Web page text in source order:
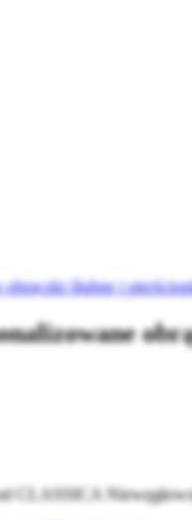
obrączki ślubne i
CLASSICA